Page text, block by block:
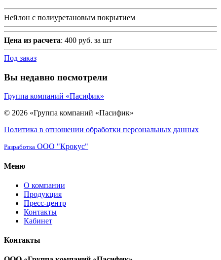
Нейлон с полиуретановым покрытием
Цена из расчета: 400 руб. за шт
Под заказ
Вы недавно посмотрели
Группа компаний «Пасифик»
© 2026 «Группа компаний «Пасифик»
Политика в отношении обработки персональных данных
Разработка ООО "Крокус"
Меню
О компании
Продукция
Пресс-центр
Контакты
Кабинет
Контакты